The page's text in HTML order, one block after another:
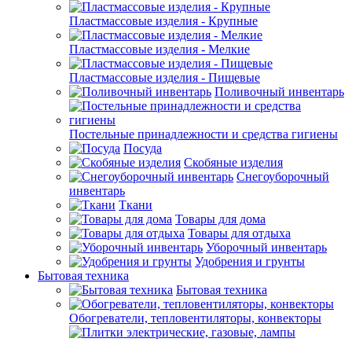
Пластмассовые изделия - Крупные
Пластмассовые изделия - Мелкие
Пластмассовые изделия - Пищевые
Поливочный инвентарь
Постельные принадлежности и средства гигиены
Посуда
Скобяные изделия
Снегоуборочный
инвентарь
Ткани
Товары для дома
Товары для отдыха
Уборочный инвентарь
Удобрения и грунты
Бытовая техника
Бытовая техника
Обогреватели, тепловентиляторы, конвекторы